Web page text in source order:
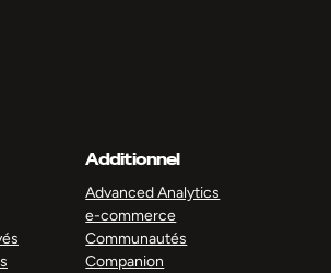
Additionnel
Advanced Analytics
e-commerce
Communautés
Companion